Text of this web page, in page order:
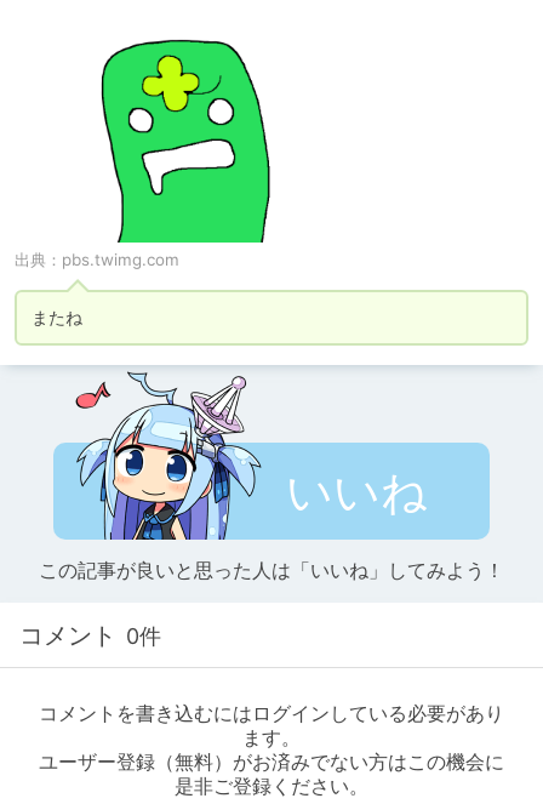
出典： pbs.twimg.com
またね
いいね
この記事が良いと思った人は「いいね」してみよう！
コメント 0件
コメントを書き込むにはログインしている必要があり
ます。
ユーザー登録（無料）がお済みでない方はこの機会に
是非ご登録ください。